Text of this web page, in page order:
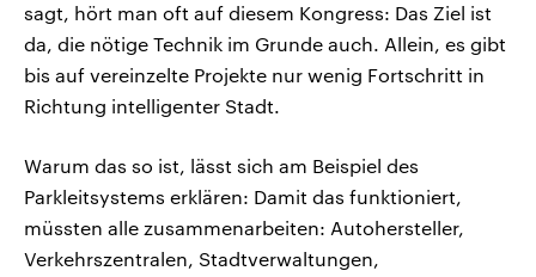
sagt, hört man oft auf diesem Kongress: Das Ziel ist
da, die nötige Technik im Grunde auch. Allein, es gibt
bis auf vereinzelte Projekte nur wenig Fortschritt in
Richtung intelligenter Stadt.
Warum das so ist, lässt sich am Beispiel des
Parkleitsystems erklären: Damit das funktioniert,
müssten alle zusammenarbeiten: Autohersteller,
Verkehrszentralen, Stadtverwaltungen,